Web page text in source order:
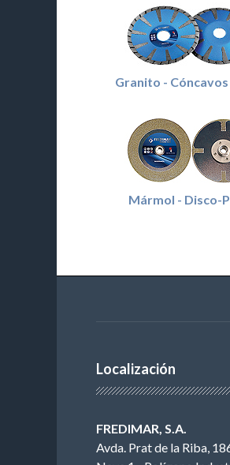
Granito -
Mármol - Disco-
Localización
FREDIMAR, S.A.
Avda. Prat de la Riba,